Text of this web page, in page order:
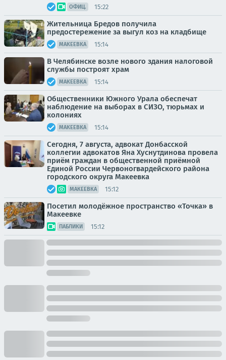
ОФИЦ. 15:22
Жительница Бредов получила
предостережение за выгул коз на кладбище
МАКЕЕВКА 15:14
В Челябинске возле нового здания налоговой
службы построят храм
МАКЕЕВКА 15:14
Общественники Южного Урала обеспечат
наблюдение на выборах в СИЗО, тюрьмах и
колониях
МАКЕЕВКА 15:14
Сегодня, 7 августа, адвокат Донбасской
коллегии адвокатов Яна Хуснутдинова провела
приём граждан в общественной приёмной
Единой России Червоногвардейского района
городского округа Макеевка
МАКЕЕВКА 15:12
Посетил молодёжное пространство «Точка» в
Макеевке
ПАБЛИКИ 15:12